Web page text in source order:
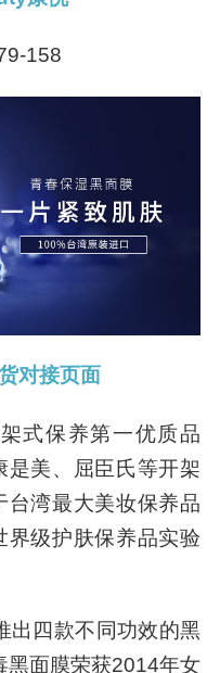
158
对接页面
式保养第一优质品
是美、屈臣氏等开架
台湾最大美妆保养品
界级护肤保养品实验
出四款不同功效的黑
黑面膜荣获2014年女